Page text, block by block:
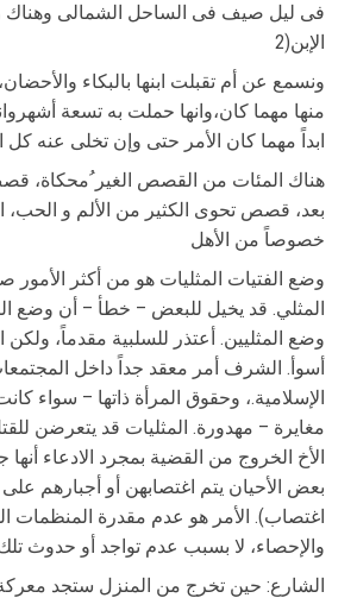
فى لیل صیف فى الساحل الشمالى وهناك
الإبن(2
منها مهما كان،وانها حملت به تسعة
ابداً مهما كان الأمر حتى وإن تخلى عنه كل
هناك المئات من القصص الغیر ُمحكاة،
بعد، قصص تحوى الكثیر من الألم و الحب،
خصوصاً من الأهل
وضع الفتیات المثلیات هو من أكثر الأمور
المثلي. قد یخیل للبعض – خطأ – أن وضع
وضع المثلیین. أعتذر للسلبیة مقدماً، ولكن
أسوأ. الشرف أمر معقد جداً داخل
الإسلامیة.، وحقوق المرأة ذاتها – سواء
مغایرة – مهدورة. المثلیات قد یتعرضن
الأخ الخروج من القضیة بمجرد الادعاء
بعض الأحیان یتم اغتصابهن أو أجبارهم على
اغتصاب). الأمر هو عدم مقدرة المنظمات
والإحصاء، لا بسبب عدم تواجد أو حدوث
الشارع: حین تخرج من المنزل ستجد